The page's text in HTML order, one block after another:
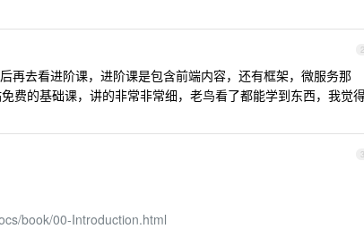
2
再去看进阶课，进阶课是包含前端内容，还有框架，微服务那
费的基础课，讲的非常非常细，老鸟看了都能学到东西，我觉
3
book/00-Introduction.html